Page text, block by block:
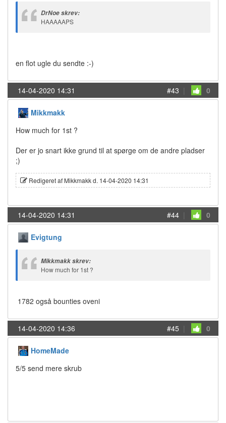
DrNoe skrev:
HAAAAAPS
en flot ugle du sendte :-)
14-04-2020 14:31 #43 | 0
Mikkmakk
How much for 1st ?
Der er jo snart ikke grund til at spørge om de andre pladser
;)
Redigeret af Mikkmakk d. 14-04-2020 14:31
14-04-2020 14:31 #44 | 0
Evigtung
Mikkmakk skrev:
How much for 1st ?
1782 også bounties oveni
14-04-2020 14:36 #45 | 0
HomeMade
5/5 send mere skrub